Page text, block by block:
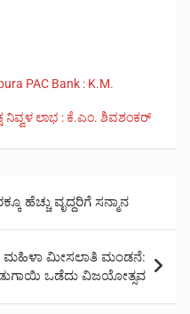
PAC Bank : K.M.
ನಿವ್ವಳ ಲಾಭ : ಕೆ.ಎಂ. ಶಿವಶಂಕರ್
ಹೆಚ್ಚು ವೃದ್ದರಿಗೆ ಸನ್ಮಾನ
ಮಹಿಳಾ ಮೀಸಲಾತಿ ಮಂಡನೆ:
ಒಡೆದು ವಿಜಯೋತ್ಸವ